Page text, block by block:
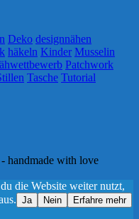
Deko designnähen
häkeln Kinder Musselin
Patchwork
Tasche Tutorial
handmade with love
die Website weiter nutzt,
Ja Nein Erfahre mehr